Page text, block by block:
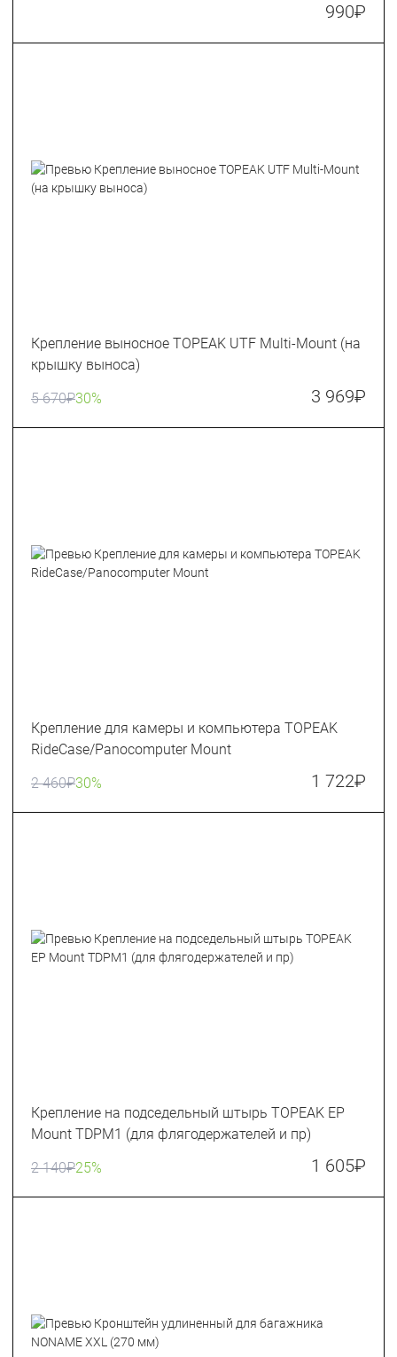
990₽
Крепление выносное TOPEAK UTF Multi-Mount (на
крышку выноса)
5 670₽30% 3 969₽
Крепление для камеры и компьютера TOPEAK
RideCase/Panocomputer Mount
2 460₽30% 1 722₽
Крепление на подседельный штырь TOPEAK EP
Mount TDPM1 (для флягодержателей и пр)
2 140₽25% 1 605₽